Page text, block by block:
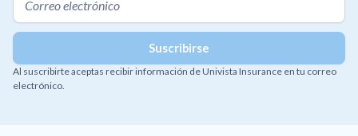
Al suscribirte aceptas recibir información de Univista Insurance en tu correo
electrónico.